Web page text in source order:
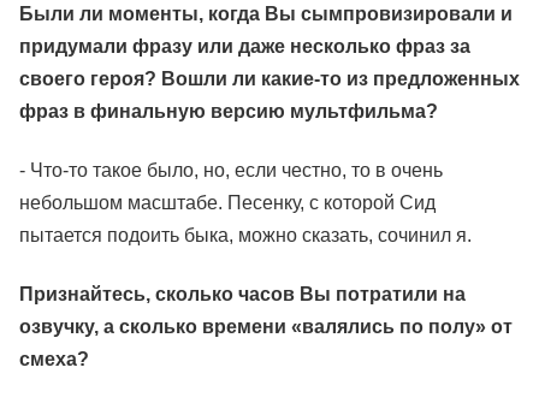
Были ли моменты, когда Вы сымпровизировали и
придумали фразу или даже несколько фраз за
своего героя? Вошли ли какие-то из предложенных
фраз в финальную версию мультфильма?
- Что-то такое было, но, если честно, то в очень
небольшом масштабе. Песенку, с которой Сид
пытается подоить быка, можно сказать, сочинил я.
Признайтесь, сколько часов Вы потратили на
озвучку, а сколько времени «валялись по полу» от
смеха?